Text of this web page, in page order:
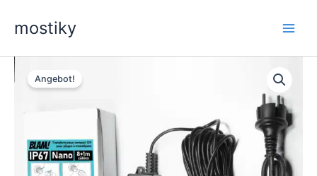
Inhaltmostiky
Angebot!